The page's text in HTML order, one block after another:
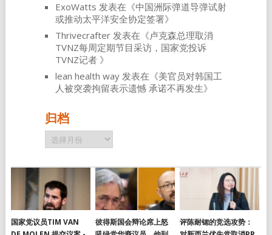
ExoWatts 发表在《中国洲际弹道导弹试射
或推动太平洋安全协定签署》
Thrivecrafter发表在《卢克森总理取消
TVNZ每周定期节目采访，国家党投诉
TVNZ记者 》
lean health way发表在《美官员对韩国工
人被突袭拘留表示遗憾 承诺不再发生》
归档
归
档
国家党议员TIM VAN
彼得斯国会辩论席上怒
评陈耐锶的竞选攻势：